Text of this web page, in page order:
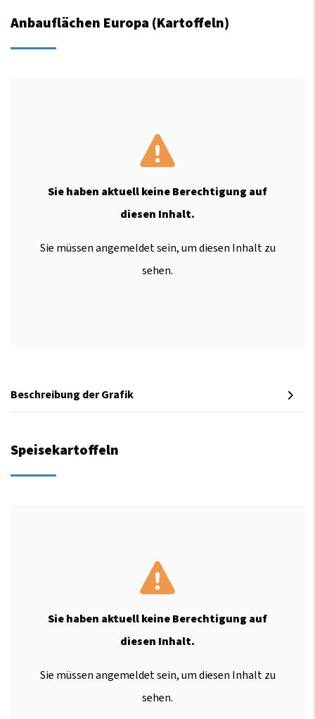
Anbauflächen Europa (Kartoffeln)
Sie haben aktuell keine Berechtigung auf
diesen Inhalt.
Sie müssen angemeldet sein, um diesen Inhalt zu
sehen.
Beschreibung der Grafik
Speisekartoffeln
Sie haben aktuell keine Berechtigung auf
diesen Inhalt.
Sie müssen angemeldet sein, um diesen Inhalt zu
sehen.